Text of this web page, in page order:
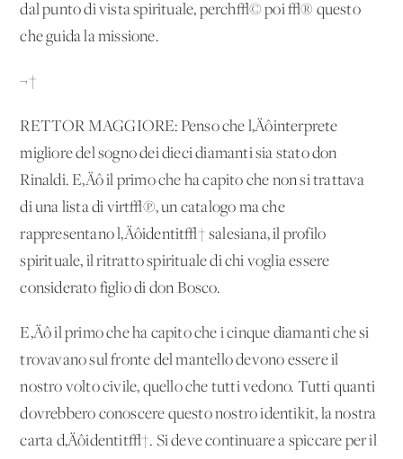
dal punto di vista spirituale, perch√© poi √® questo
che guida la missione.
¬†
RETTOR MAGGIORE: Penso che l‚Äôinterprete
migliore del sogno dei dieci diamanti sia stato don
Rinaldi. E‚Äô il primo che ha capito che non si trattava
di una lista di virt√π, un catalogo ma che
rappresentano l‚Äôidentit√† salesiana, il profilo
spirituale, il ritratto spirituale di chi voglia essere
considerato figlio di don Bosco.
E‚Äô il primo che ha capito che i cinque diamanti che si
trovavano sul fronte del mantello devono essere il
nostro volto civile, quello che tutti vedono. Tutti quanti
dovrebbero conoscere questo nostro identikit, la nostra
carta d‚Äôidentit√†. Si deve continuare a spiccare per il